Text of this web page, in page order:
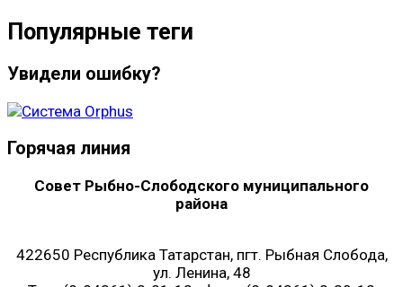
Популярные теги
Увидели ошибку?
Горячая линия
Совет Рыбно-Слободского муниципального
района
422650 Республика Татарстан, пгт. Рыбная Слобода,
ул. Ленина, 48